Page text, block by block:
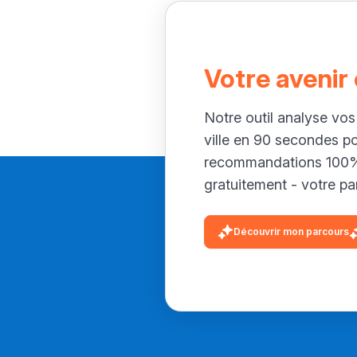
Votre avenir
Notre outil analyse
ville en 90 secondes
recommandations
gratuitement - votre
Découvrir mon parcours